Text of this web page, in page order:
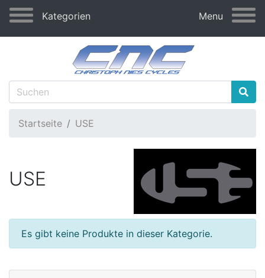
Kategorien Menu
Startseite USE
USE
Es gibt keine Produkte in dieser Kategorie.